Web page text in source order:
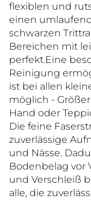
flexiblen und
einen
schwarzen
Bereichen mit
perfekt.Eine
Reinigung
ist bei allen
möglich -
Hand oder
Die feine
zuverlässige
und Nässe.
Bodenbelag vor
und Verschleiß
alle, die